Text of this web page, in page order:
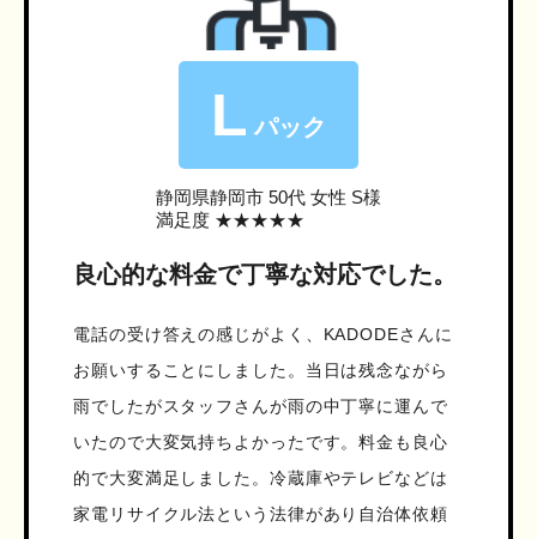
L パック
静岡県静岡市 50代 女性 S様
満足度 ★★★★★
良心的な料金で丁寧な対応でした。
電話の受け答えの感じがよく、KADODEさんに
お願いすることにしました。当日は残念ながら
雨でしたがスタッフさんが雨の中丁寧に運んで
いたので大変気持ちよかったです。料金も良心
的で大変満足しました。冷蔵庫やテレビなどは
家電リサイクル法という法律があり自治体依頼